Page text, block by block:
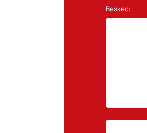
Besked: